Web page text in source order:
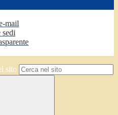
mail
sito